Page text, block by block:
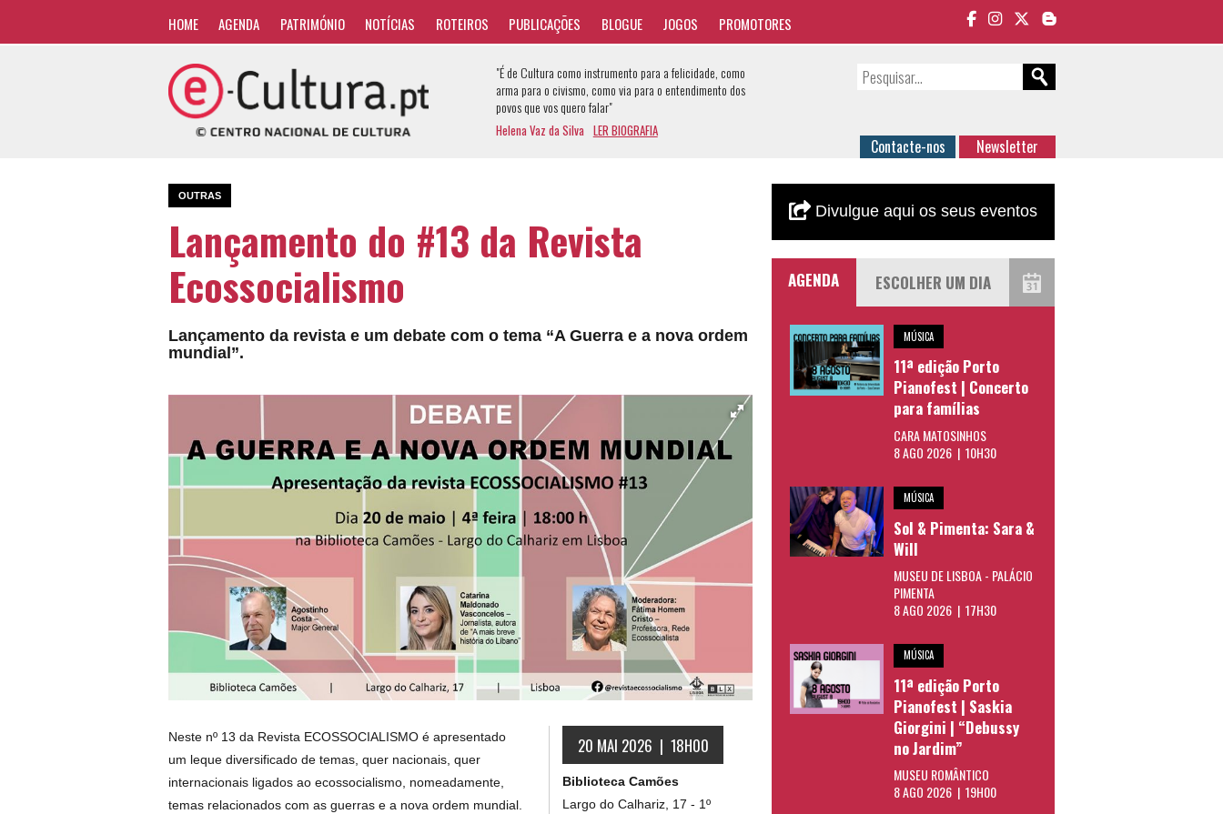
HOME AGENDA PATRIMÓNIO NOTÍCIAS ROTEIROS PUBLICAÇÕES BLOGUE JOGOS PROMOTORES
"É de Cultura como instrumento para a felicidade, como
arma para o civismo, como via para o entendimento dos
povos que vos quero falar"
Helena Vaz da Silva LER BIOGRAFIA
Contacte-nos Newsletter
OUTRAS
Lançamento do #13 da Revista
Ecossocialismo
Lançamento da revista e um debate com o tema “A Guerra e a nova ordem
mundial”.
20 MAI 2026 | 18H00
Biblioteca Camões
Largo do Calhariz, 17 - 1º
Neste nº 13 da Revista ECOSSOCIALISMO é apresentado
um leque diversificado de temas, quer nacionais, quer
internacionais ligados ao ecossocialismo, nomeadamente,
temas relacionados com as guerras e a nova ordem mundial.
Divulgue aqui os seus eventos
AGENDA
MÚSICA
11ª edição Porto
Pianofest | Concerto
para famílias
CARA MATOSINHOS
8 AGO 2026 | 10H30
MÚSICA
Sol & Pimenta: Sara &
Will
MUSEU DE LISBOA - PALÁCIO
PIMENTA
8 AGO 2026 | 17H30
MÚSICA
11ª edição Porto
Pianofest | Saskia
Giorgini | “Debussy
no Jardim”
MUSEU ROMÂNTICO
8 AGO 2026 | 19H00